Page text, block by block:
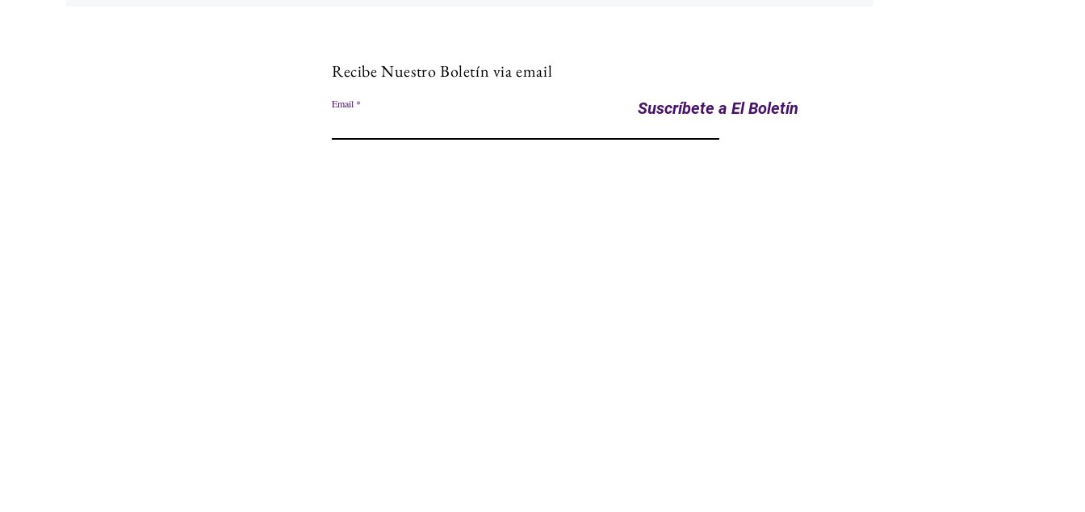
Recibe Nuestro Boletín via email
Email Suscríbete a El Boletín